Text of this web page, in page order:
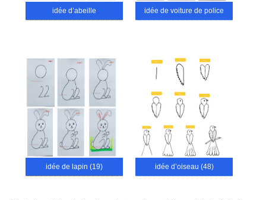
idée d’abeille idée de voiture de police
idée de lapin (19) idée d’oiseau (48)